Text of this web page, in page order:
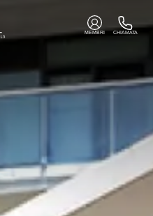
MEMBRI CHIAMATA